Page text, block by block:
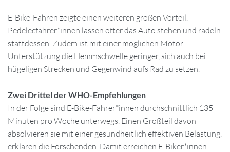
E-Bike-Fahren zeigte einen weiteren großen Vorteil.
Pedelecfahrer*innen lassen öfter das Auto stehen und radeln
stattdessen. Zudem ist mit einer möglichen Motor-
Unterstützung die Hemmschwelle geringer, sich auch bei
hügeligen Strecken und Gegenwind aufs Rad zu setzen.
Zwei Drittel der WHO-Empfehlungen
In der Folge sind E-Bike-Fahrer*innen durchschnittlich 135
Minuten pro Woche unterwegs. Einen Großteil davon
absolvieren sie mit einer gesundheitlich effektiven Belastung,
erklären die Forschenden. Damit erreichen E-Biker*innen